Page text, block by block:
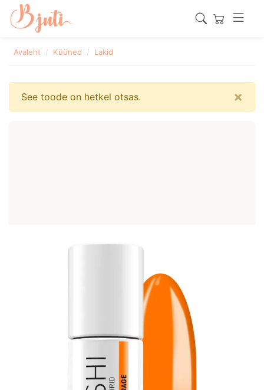
Avaleht Küüned Lakid
See toode on hetkel otsas. ×